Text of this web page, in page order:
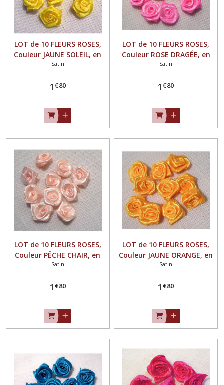
LOT de 10 FLEURS ROSES,
Couleur JAUNE SOLEIL, en
RUBAN SATIN ** 15 mm **
Satin
1 €80
LOT de 10 FLEURS ROSES,
Couleur ROSE DRAGÉE, en
RUBAN SATIN ** 15 mm **
Satin
1 €80
LOT de 10 FLEURS ROSES,
Couleur PÊCHE CHAIR, en
RUBAN SATIN ** 15 mm **
Satin
1 €80
LOT de 10 FLEURS ROSES,
Couleur JAUNE ORANGE, en
RUBAN SATIN ** 15 mm **
Satin
1 €80